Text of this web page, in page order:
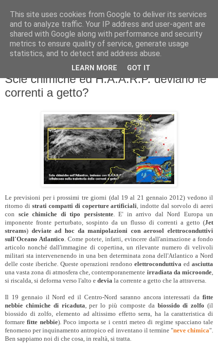
mercoledì 18 gennaio 2012
Scie chimiche ed H.A.A.R.P. deviano le
correnti a getto?
Le previsioni per i prossimi tre giorni (dal 19 al 21 gennaio 2012) vedono il
ritorno di strati compatti di coperture artificiali, indotte dal sorvolo di aerei
con scie chimiche di tipo persistente. E' in arrivo dal Nord Europa un
imponente fronte perturbato, sospinto da un flusso di correnti a getto (Jet
streams) deviate ad hoc da manipolazioni con aerosol elettroconduttivi
sull'Oceano Atlantico. Come potete, infatti, evincere dall'animazione a fondo
articolo nonché dall'immagine di copertina, un rilevante numero di velivoli
militari sta intervenenendo in una ben determinata zona dell'Atlantico a Nord
delle coste iberiche. Queste operazioni rendono elettroconduttiva ed asciutta
una vasta zona di atmosfera che, contemporanemente irradiata da microonde,
si riscalda, si deforma verso l'alto e devia la corrente a getto che la attraversa.
Il 19 gennaio il Nord ed il Centro-Nord saranno ancora interessati da fitte
nebbie chimiche di ricaduta, per lo più composte da biossido di zolfo (il
biossido di zolfo, elemento ad altissimo effetto serra, ha la caratteristica di
formarefitte nebbie). Poco importa se i centri meteo di regime spacciano tale
fenomeno per inquinamento antropico ed inventano il termine "neve chimica".
Ben sappiamo noi di che cosa, in realtà, si tratta.
This site uses cookies from Google to deliver its services
and to analyze traffic. Your IP address and user-agent are
shared with Google along with performance and security
metrics to ensure quality of service, generate usage
statistics, and to detect and address abuse.
LEARN MORE GOT IT